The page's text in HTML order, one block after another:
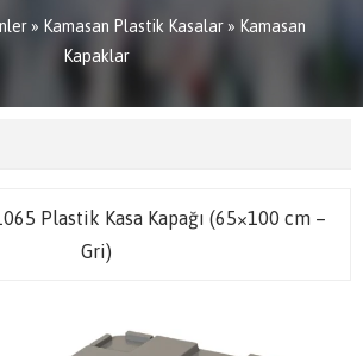
» Kamasan Plastik Kasalar» Kamasan
Kapaklar
Plastik Kasa Kapağı (65×100 cm –
Gri)